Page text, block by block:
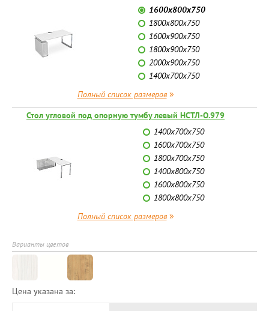
1600х800х750
1800х800х750
1600х900х750
1800х900х750
2000х900х750
1400х700х750
Полный список размеров»
Стол угловой под опорную тумбу левый НСТЛ-О.979
1400х700х750
1600х700х750
1800х700х750
1400х800х750
1600х800х750
1800х800х750
Полный список размеров»
Варианты цветов
Цена указана за: